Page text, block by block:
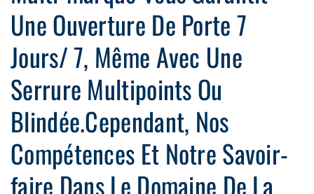
Une Ouverture De Porte 7
Jours/ 7, Même Avec Une
Serrure Multipoints Ou
Blindée.Cependant, Nos
Compétences Et Notre Savoir-
faire Dans Le Domaine De La